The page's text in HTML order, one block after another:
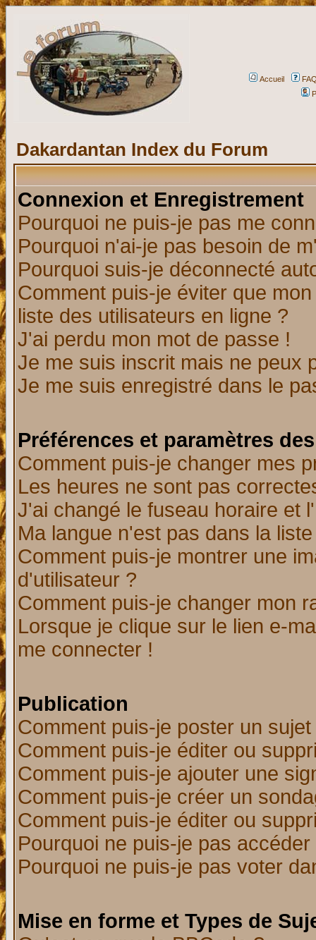
Accueil
Dakardantan Index du Forum
Connexion et Enregistrement
Pourquoi ne puis-je pas me
Pourquoi n'ai-je pas besoin de
Pourquoi suis-je déconnecté
Comment puis-je éviter que
liste des utilisateurs en ligne ?
J'ai perdu mon mot de passe !
Je me suis inscrit mais ne peux
Je me suis enregistré dans le
Préférences et paramètres
Comment puis-je changer mes
Les heures ne sont pas
J'ai changé le fuseau horaire et
Ma langue n'est pas dans la
Comment puis-je montrer une
d'utilisateur ?
Comment puis-je changer mon
Lorsque je clique sur le lien e-
me connecter !
Publication
Comment puis-je poster un
Comment puis-je éditer ou
Comment puis-je ajouter une
Comment puis-je créer un
Comment puis-je éditer ou
Pourquoi ne puis-je pas
Pourquoi ne puis-je pas voter
Mise en forme et Types de